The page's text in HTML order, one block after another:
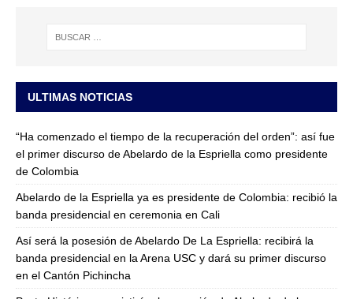
ULTIMAS NOTICIAS
“Ha comenzado el tiempo de la recuperación del orden”: así fue
el primer discurso de Abelardo de la Espriella como presidente
de Colombia
Abelardo de la Espriella ya es presidente de Colombia: recibió la
banda presidencial en ceremonia en Cali
Así será la posesión de Abelardo De La Espriella: recibirá la
banda presidencial en la Arena USC y dará su primer discurso
en el Cantón Pichincha